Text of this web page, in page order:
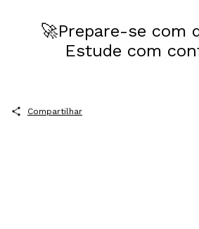
🚀Prepare-se com
Estude com
Compartilhar